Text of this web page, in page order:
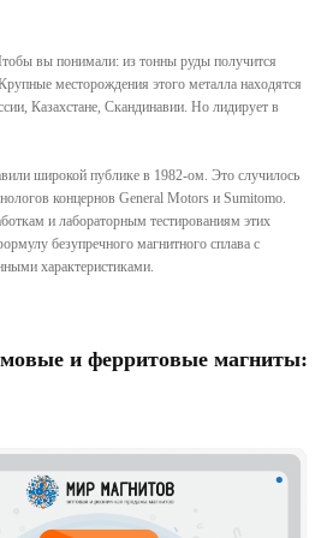
вы понимали: из тонны руды получится
месторождения этого металла находятся
Казахстане, Скандинавии. Но лидирует в
широкой публике в 1982-ом. Это случилось
концернов General Motors и Sumitomo.
и лабораторным тестированиям этих
безупречного магнитного сплава с
характеристиками.
и ферритовые магниты: